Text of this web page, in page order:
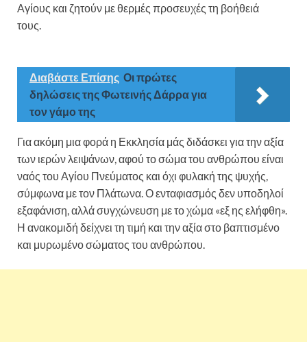
Αγίους και ζητούν με θερμές προσευχές τη βοήθειά
τους.
Διαβάστε Επίσης Οι πρώτες
δηλώσεις της Φωτεινής Δάρρα για
τον γάμο της
Για ακόμη μια φορά η Εκκλησία μάς διδάσκει για την αξία
των ιερών λειψάνων, αφού το σώμα του ανθρώπου είναι
ναός του Αγίου Πνεύματος και όχι φυλακή της ψυχής,
σύμφωνα με τον Πλάτωνα. Ο ενταφιασμός δεν υποδηλοί
εξαφάνιση, αλλά συγχώνευση με το χώμα «εξ ης ελήφθη».
Η ανακομιδή δείχνει τη τιμή και την αξία στο βαπτισμένο
και μυρωμένο σώματος του ανθρώπου.